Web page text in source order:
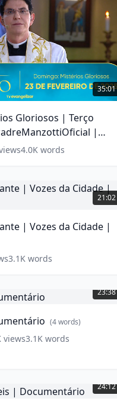
35:01
Gloriosos | Terço
|
4.0K words
21:02
| Vozes da Cidade |
3.1K words
23:38
(4words)
views3.1K words
24:12